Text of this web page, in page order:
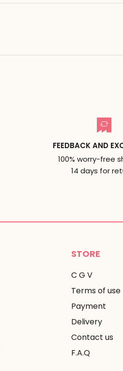
FEEDBACK AND
100% worry-free
14 days for
STORE
C G V
Terms of use
Payment
Delivery
Contact us
F.A.Q